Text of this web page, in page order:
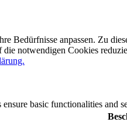
Bedürfnisse anpassen. Zu
notwendigen Cookies
basic functionalities and